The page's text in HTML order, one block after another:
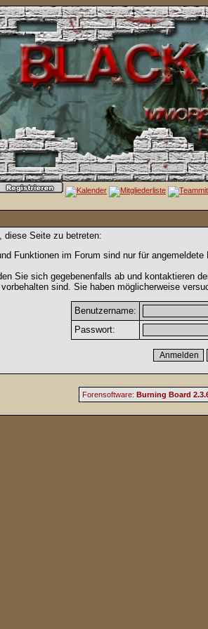
diese Seite zu betreten:
Funktionen im Forum sind nur für
Sie sich gegebenenfalls ab und kontaktieren
sind. Sie haben möglicherweise
Benutzername:
Passwort:
Forensoftware: Burning Board